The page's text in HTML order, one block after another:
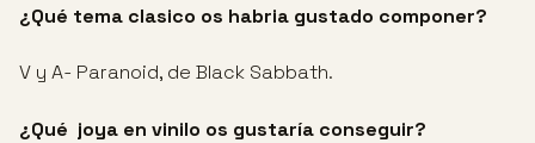
¿Qué tema clasico os habria gustado componer?
V y A- Paranoid, de Black Sabbath.
¿Qué joya en vinilo os gustaría conseguir?